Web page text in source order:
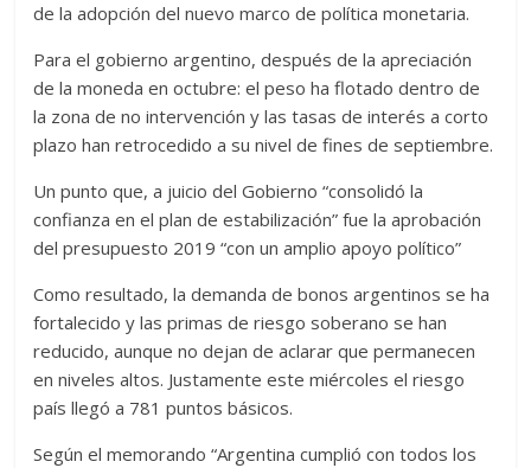
de la adopción del nuevo marco de política monetaria.
Para el gobierno argentino, después de la apreciación
de la moneda en octubre: el peso ha flotado dentro de
la zona de no intervención y las tasas de interés a corto
plazo han retrocedido a su nivel de fines de septiembre.
Un punto que, a juicio del Gobierno “consolidó la
confianza en el plan de estabilización” fue la aprobación
del presupuesto 2019 “con un amplio apoyo político”
Como resultado, la demanda de bonos argentinos se ha
fortalecido y las primas de riesgo soberano se han
reducido, aunque no dejan de aclarar que permanecen
en niveles altos. Justamente este miércoles el riesgo
país llegó a 781 puntos básicos.
Según el memorando “Argentina cumplió con todos los